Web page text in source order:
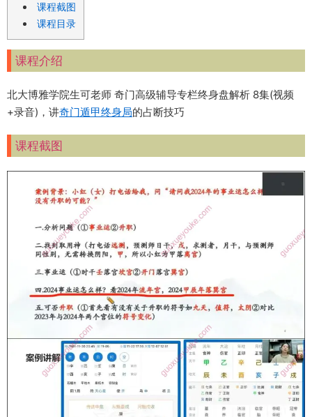
课程截图
课程目录
课程介绍
北大博雅学院生可老师 奇门高级辅导专栏终身盘解析 8集(视频
+录音)，讲奇门遁甲终身局的占断技巧
课程截图